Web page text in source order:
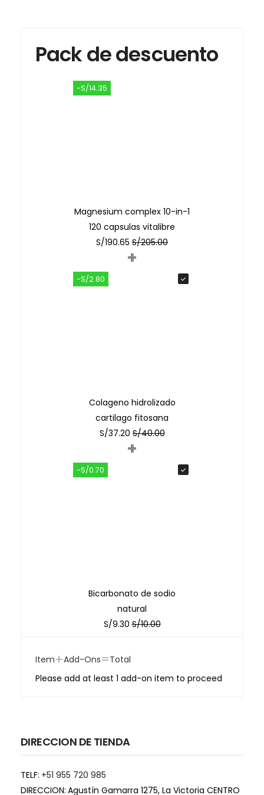
Pack de descuento
-S/14.35
Magnesium complex 10-in-1
120 capsulas vitalibre
S/190.65 S/205.00
+
-S/2.80
Colageno hidrolizado
cartilago fitosana
S/37.20 S/40.00
+
-S/0.70
Bicarbonato de sodio
natural
S/9.30 S/10.00
Item+Add-Ons=Total
Please add at least 1 add-on item to proceed
DIRECCION DE TIENDA
TELF: +51 955 720 985
DIRECCION: Agustín Gamarra 1275, La Victoria CENTRO